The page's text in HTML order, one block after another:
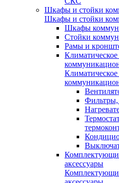
Шкафы и стойки
Шкафы и стойки
Шкафы
Стойки
Рамы и
Фильтры,
аксессуары